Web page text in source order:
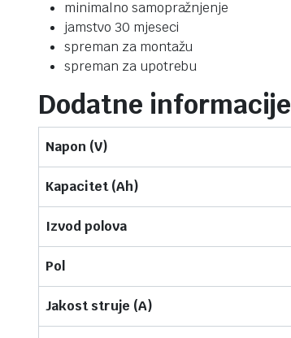
minimalno samopražnjenje
jamstvo 30 mjeseci
spreman za montažu
spreman za upotrebu
Dodatne informacije
Napon (V)
Kapacitet (Ah)
Izvod polova
Pol
Jakost struje (A)